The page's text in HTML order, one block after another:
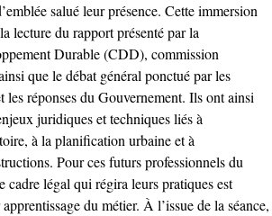
salué leur présence. Cette immersion
lecture du rapport présenté par la
Durable (CDD), commission
que le débat général ponctué par les
les réponses du Gouvernement. Ils ont ainsi
juridiques et techniques liés à
à la planification urbaine et à
Pour ces futurs professionnels du
cadre légal qui régira leurs pratiques est
du métier. À l’issue de la séance,